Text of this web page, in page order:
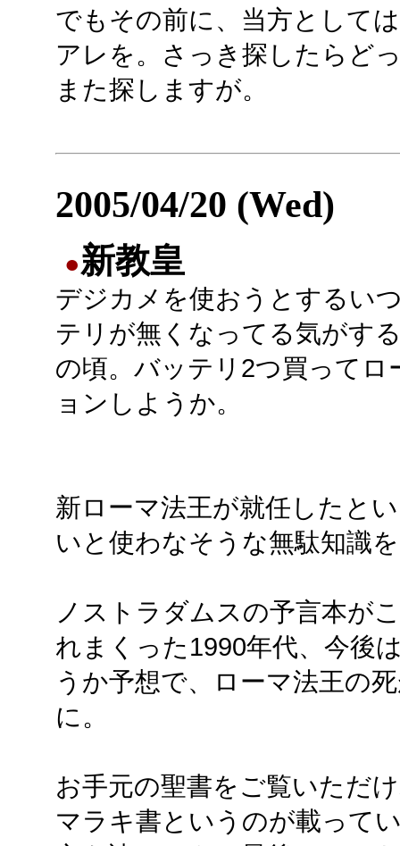
でもその前に、当方として
アレを。さっき探したらど
また探しますが。
2005/04/20 (Wed)
●新教皇
デジカメを使おうとするい
テリが無くなってる気がす
の頃。バッテリ2つ買ってロ
ョンしようか。
新ローマ法王が就任したと
いと使わなそうな無駄知識
ノストラダムスの予言本が
れまくった1990年代、今後
うか予想で、ローマ法王の
に。
お手元の聖書をご覧いただ
マラキ書というのが載って